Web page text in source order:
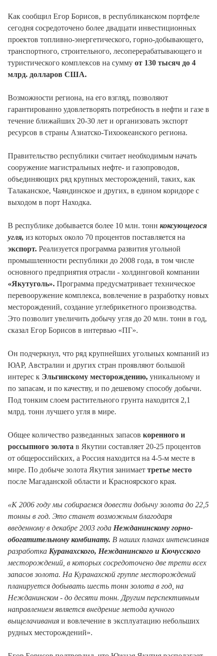
Как сообщил Егор Борисов, в республиканском портфеле
сегодня сосредоточено более двадцати инвестиционных
проектов топливно-энергетического, горно-добывающего,
транспортного, строительного, лесоперерабатывающего и
туристического комплексов на сумму от 130 тысяч до 4
млрд. долларов США.
Возможности региона, на его взгляд, позволяют
гарантированно удовлетворять потребность в нефти и газе в
течение ближайших 20-30 лет и организовать экспорт
ресурсов в страны Азиатско-Тихоокеанского региона.
Правительство республики считает необходимым начать
сооружение магистральных нефте- и газопроводов,
объединяющих ряд крупных месторождений, таких, как
Талаканское, Чаяндинское и других, в едином коридоре с
выходом в порт Находка.
В республике добывается более 10 млн. тонн коксующегося
угля, из которых около 70 процентов поставляется на
экспорт. Реализуется программа развития угольной
промышленности республики до 2008 года, в том числе
основного предприятия отрасли - холдинговой компании
«Якутуголь». Программа предусматривает техническое
перевооружение комплекса, вовлечение в разработку новых
месторождений, создание углебрикетного производства.
Это позволит увеличить добычу угля до 20 млн. тонн в год,
сказал Егор Борисов в интервью «ПГ».
Он подчеркнул, что ряд крупнейших угольных компаний из
ЮАР, Австралии и других стран проявляют большой
интерес к Эльгинскому месторождению, уникальному и
по запасам, и по качеству, и по дешевому способу добычи.
Под тонким слоем растительного грунта находится 2,1
млрд. тонн лучшего угля в мире.
Общее количество разведанных запасов коренного и
россыпного золота в Якутии составляет 20-25 процентов
от общероссийских, а Россия находится на 4-5-м месте в
мире. По добыче золота Якутия занимает третье место
после Магаданской области и Красноярского края.
«К 2006 году мы собираемся довести добычу золота до 22,5
тонны в год. Это станет возможным благодаря
введенному в декабре 2003 года Нежданинскому горно-
обогатительному комбинату. В наших планах интенсивная
разработка Куранахского, Нежданинского и Кючусского
месторождений, в которых сосредоточено две трети всех
запасов золота. На Куранахской группе месторождений
планируется добывать шесть тонн золота в год, на
Нежданинском - до десяти тонн. Другим перспективным
направлением является внедрение метода кучного
выщелачивания и вовлечение в эксплуатацию небольших
рудных месторождений».